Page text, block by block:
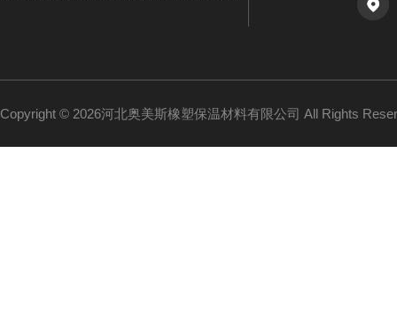
Copyright © 2026河北奥美斯橡塑保温材料有限公司 All Rights